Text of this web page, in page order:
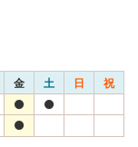
金 土 日 祝